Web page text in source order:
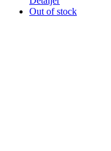
Out of stock